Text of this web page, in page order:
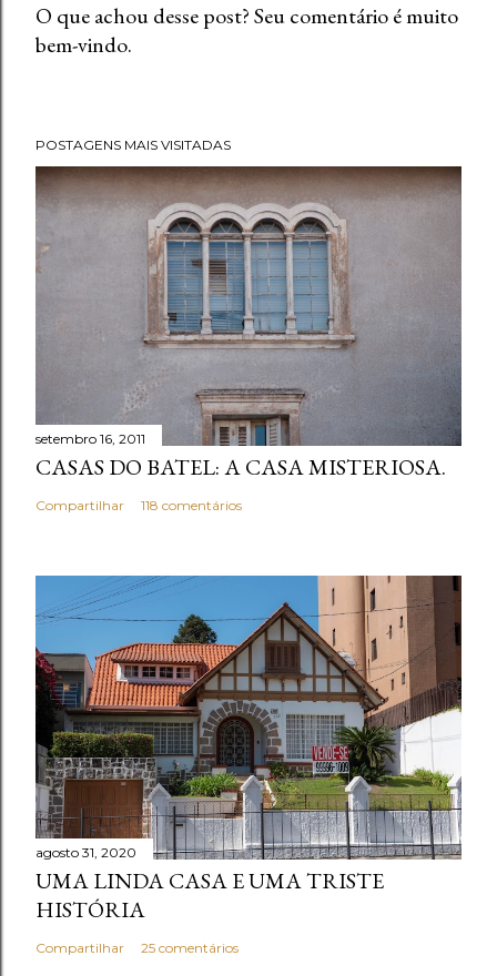
P
a
r
u
m
c
t
á
r
i
O que achou desse post? Seu comentário é muito
bem-vindo.
POSTAGENS MAIS VISITADAS
setembro 16, 2011
CASAS DO BATEL: A CASA MISTERIOSA.
Compartilhar 118 comentários
agosto 31, 2020
UMA LINDA CASA E UMA TRISTE
HISTÓRIA
Compartilhar 25 comentários